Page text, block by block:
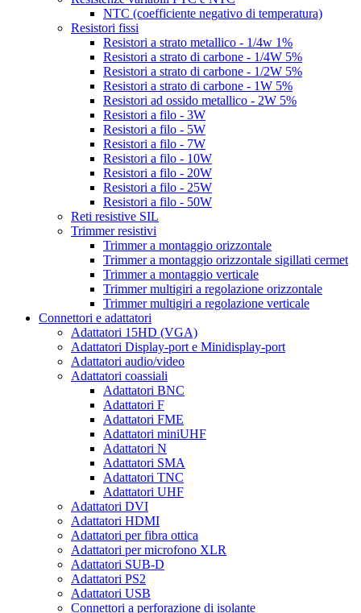
NTC (coefficiente negativo di temperatura)
Resistori fissi
Resistori a strato metallico - 1/4w 1%
Resistori a strato di carbone - 1/4W 5%
Resistori a strato di carbone - 1/2W 5%
Resistori a strato di carbone - 1W 5%
Resistori ad ossido metallico - 2W 5%
Resistori a filo - 3W
Resistori a filo - 5W
Resistori a filo - 7W
Resistori a filo - 10W
Resistori a filo - 20W
Resistori a filo - 25W
Resistori a filo - 50W
Reti resistive SIL
Trimmer resistivi
Trimmer a montaggio orizzontale
Trimmer a montaggio orizzontale sigillati cermet
Trimmer a montaggio verticale
Trimmer multigiri a regolazione orizzontale
Trimmer multigiri a regolazione verticale
Connettori e adattatori
Adattatori 15HD (VGA)
Adattatori Display-port e Minidisplay-port
Adattatori audio/video
Adattatori coassiali
Adattatori BNC
Adattatori F
Adattatori FME
Adattatori miniUHF
Adattatori N
Adattatori SMA
Adattatori TNC
Adattatori UHF
Adattatori DVI
Adattatori HDMI
Adattatori per fibra ottica
Adattatori per microfono XLR
Adattatori SUB-D
Adattatori PS2
Adattatori USB
Connettori a perforazione di isolante